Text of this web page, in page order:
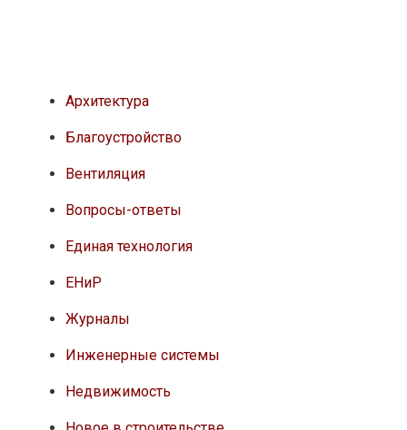
Архитектура
Благоустройство
Вентиляция
Вопросы-ответы
Единая технология
ЕНиР
Журналы
Инженерные системы
Недвижимость